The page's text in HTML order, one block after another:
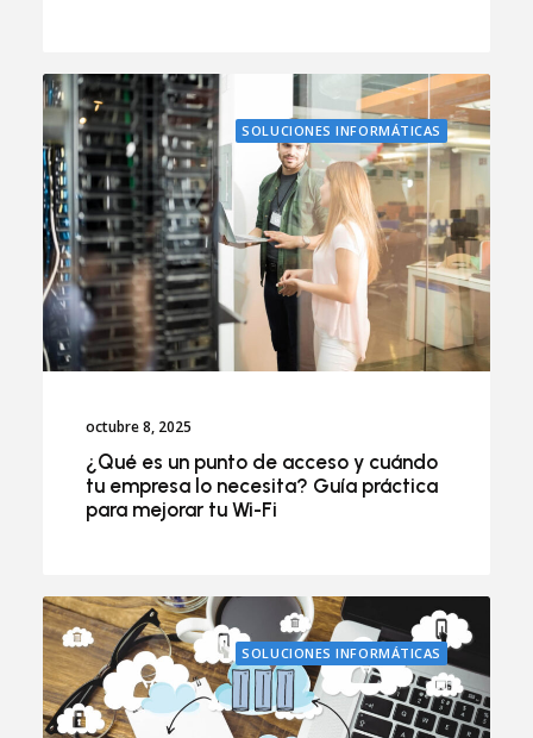
SOLUCIONES INFORMÁTICAS
octubre 8, 2025
¿Qué es un punto de acceso y cuándo
tu empresa lo necesita? Guía práctica
para mejorar tu Wi-Fi
SOLUCIONES INFORMÁTICAS